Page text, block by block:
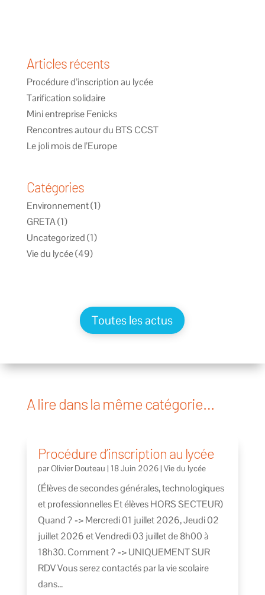
Articles récents
Procédure d’inscription au lycée
Tarification solidaire
Mini entreprise Fenicks
Rencontres autour du BTS CCST
Le joli mois de l’Europe
Catégories
Environnement(1)
GRETA(1)
Uncategorized(1)
Vie du lycée(49)
Toutes les actus
A lire dans la même catégorie…
Procédure d’inscription au lycée
parOlivier Douteau | 18 Juin 2026| Vie du lycée
(Élèves de secondes générales, technologiques
et professionnelles Et élèves HORS SECTEUR)
Quand ? => Mercredi 01 juillet 2026, Jeudi 02
juillet 2026 et Vendredi 03 juillet de 8h00 à
18h30. Comment ? => UNIQUEMENT SUR
RDV Vous serez contactés par la vie scolaire
dans...